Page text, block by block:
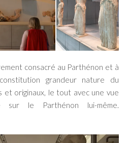
consacré au Parthénon et à
grandeur nature du
et originaux, le tout avec une vue
sur le Parthénon lui-même.